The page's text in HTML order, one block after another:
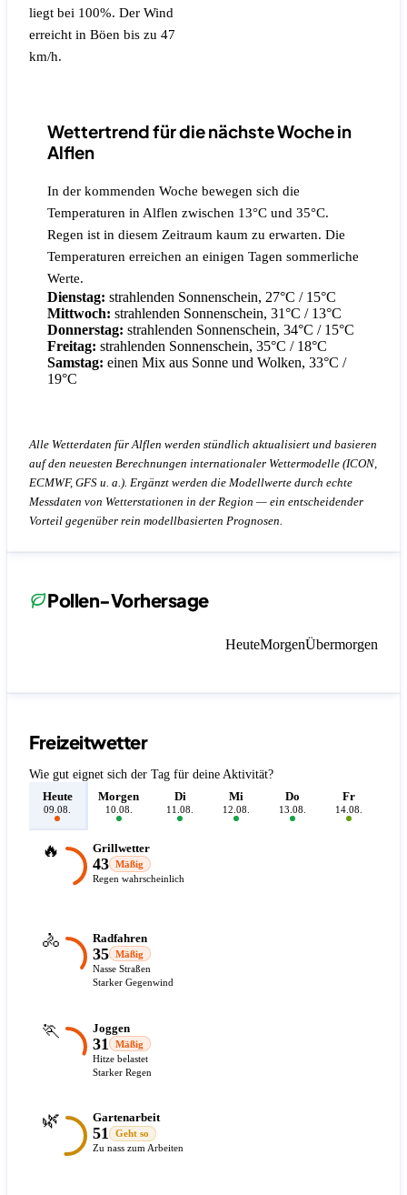
liegt bei 100%. Der Wind
erreicht in Böen bis zu 47
km/h.
Wettertrend für die nächste Woche in
Alflen
In der kommenden Woche bewegen sich die
Temperaturen in Alflen zwischen 13°C und 35°C.
Regen ist in diesem Zeitraum kaum zu erwarten. Die
Temperaturen erreichen an einigen Tagen sommerliche
Werte.
Dienstag: strahlenden Sonnenschein, 27°C / 15°C
Mittwoch: strahlenden Sonnenschein, 31°C / 13°C
Donnerstag: strahlenden Sonnenschein, 34°C / 15°C
Freitag: strahlenden Sonnenschein, 35°C / 18°C
Samstag: einen Mix aus Sonne und Wolken, 33°C /
19°C
Alle Wetterdaten für Alflen werden stündlich aktualisiert und basieren
auf den neuesten Berechnungen internationaler Wettermodelle (ICON,
ECMWF, GFS u. a.). Ergänzt werden die Modellwerte durch echte
Messdaten von Wetterstationen in der Region — ein entscheidender
Vorteil gegenüber rein modellbasierten Prognosen.
Pollen-Vorhersage
HeuteMorgenÜbermorgen
Freizeitwetter
Wie gut eignet sich der Tag für deine Aktivität?
Heute
09.08.
Morgen
10.08.
Di
11.08.
Mi
12.08.
Do
13.08.
Fr
14.08.
🔥 Grillwetter
43
Mäßig
Regen wahrscheinlich
🚴 Radfahren
35
Mäßig
Nasse Straßen
Starker Gegenwind
🏃 Joggen
31
Mäßig
Hitze belastet
Starker Regen
🌿 Gartenarbeit
51
Geht so
Zu nass zum Arbeiten